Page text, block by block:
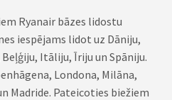
Ryanair bāzes lidostu
iespējams lidot uz Dāniju,
Itāliju, Īriju un Spāniju.
Londona, Milāna,
Madride. Pateicoties biežiem